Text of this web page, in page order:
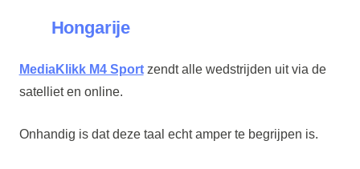
Hongarije
MediaKlikk M4 Sportzendt alle wedstrijden uit via de
satelliet en online.
Onhandig is dat deze taal echt amper te begrijpen is.